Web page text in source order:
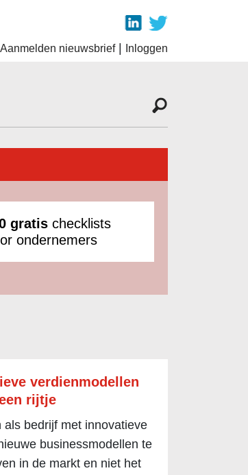
Aanmelden nieuwsbrief| Inloggen
gratis checklists
ondernemers
verdienmodellen
rijtje
bedrijf met innovatieve
businessmodellen te
in de markt en niet het